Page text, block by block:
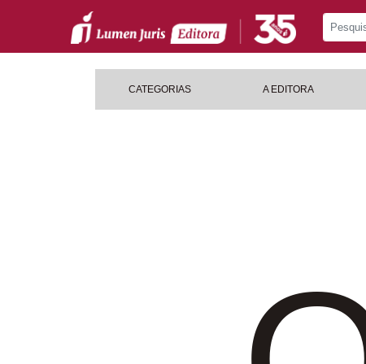
CATEGORIAS A EDITORA